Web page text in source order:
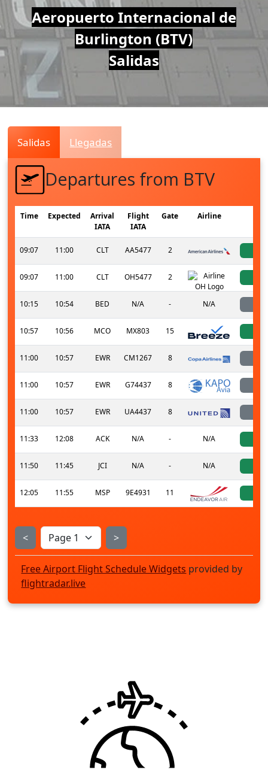
Air
Traffic
Live
Aeropuerto Internacional de
Burlington (BTV)
Salidas
Salidas Llegadas
Departures from BTV
Time Expected
Arrival
IATA
Flight
IATA
Gate Airline
09:07 11:00 CLT AA5477 2
09:07 11:00 CLT OH5477 2
10:15 10:54 BED N/A - N/A
10:57 10:56 MCO MX803 15
11:00 10:57 EWR CM1267 8
11:00 10:57 EWR G74437 8
11:00 10:57 EWR UA4437 8
11:33 12:08 ACK N/A - N/A
11:50 11:45 JCI N/A - N/A
12:05 11:55 MSP 9E4931 11
< >
Free Airport Flight Schedule Widgets provided by
flightradar.live